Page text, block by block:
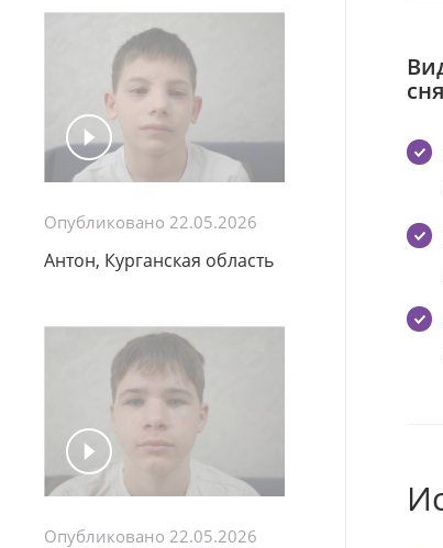
Опубликовано 22.05.2026
Антон, Курганская область
Опубликовано 22.05.2026